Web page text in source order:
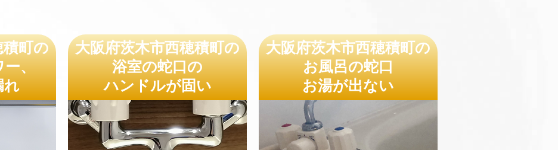
積町の
ー、
れ
大阪府茨木市西穂積町の
浴室の蛇口の
ハンドルが固い
大阪府茨木市西穂積町の
お風呂の蛇口
お湯が出ない